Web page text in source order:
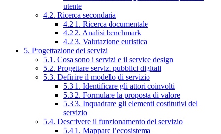
utente
4.2. Ricerca secondaria
4.2.1. Ricerca documentale
4.2.2. Analisi benchmark
4.2.3. Valutazione euristica
5. Progettazione dei servizi
5.1. Cosa sono i servizi e il service design
5.2. Progettare servizi pubblici digitali
5.3. Definire il modello di servizio
5.3.1. Identificare gli attori coinvolti
5.3.2. Formulare la proposta di valore
5.3.3. Inquadrare gli elementi costitutivi del
servizio
5.4. Descrivere il funzionamento del servizio
5.4.1. Mappare l’ecosistema